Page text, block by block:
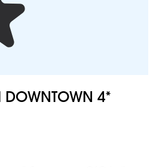
DOWNTOWN 4*